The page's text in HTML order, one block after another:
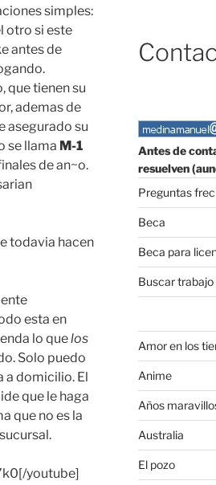
simples:
otro si este
antes de
que tienen su
ademas de
asegurado su
se llama M-1
de an~o.
todavia hacen
esta en
lo quelos
Solo puedo
a domicilio. El
que le haga
que no es la
youtube]
Antes de
resuelven
Preguntas
Beca
Beca para
Buscar
Amor en los
Anime
Años
Australia
El pozo